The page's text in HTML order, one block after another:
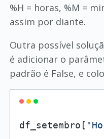
%H = horas, %M =
assim por diante.
Outra possível
é adicionar o
padrão é False, e
df_setembro [